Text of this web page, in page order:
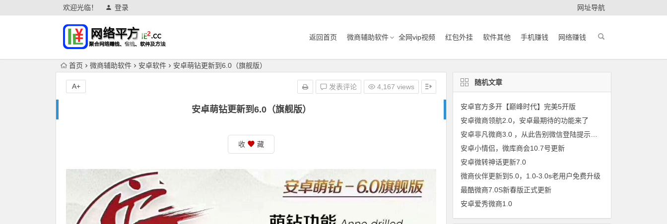
欢迎光临！ 登录 网址导航
返回首页 微商辅助软件 全网vip视频 红包外挂 软件其他 手机赚钱 网络赚钱
首页 微商辅助软件 安卓软件 安卓萌钻更新到6.0（旗舰版）
安卓萌钻更新到6.0（旗舰版）
发表评论 4,167 views
A+
收 藏
随机文章
安卓官方多开【巅峰时代】完美5开版
安卓微商领航2.0，安卓最期待的功能来了
安卓非凡微商3.0 ，从此告别微信登陆提示低版本
安卓小情侣，微库商会10.7号更新
安卓微转神话更新7.0
微商伙伴更新到5.0，1.0-3.0s老用户免费升级
最酷微商7.0S新春版正式更新
安卓爱秀微商1.0